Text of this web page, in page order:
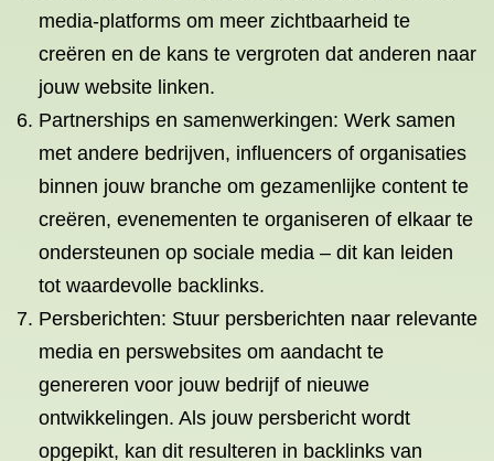
media-platforms om meer zichtbaarheid te
creëren en de kans te vergroten dat anderen naar
jouw website linken.
Partnerships en samenwerkingen: Werk samen
met andere bedrijven, influencers of organisaties
binnen jouw branche om gezamenlijke content te
creëren, evenementen te organiseren of elkaar te
ondersteunen op sociale media – dit kan leiden
tot waardevolle backlinks.
Persberichten: Stuur persberichten naar relevante
media en perswebsites om aandacht te
genereren voor jouw bedrijf of nieuwe
ontwikkelingen. Als jouw persbericht wordt
opgepikt, kan dit resulteren in backlinks van